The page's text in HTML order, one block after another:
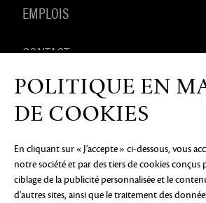
EMPLOIS
CONTACT
PRODUITS DÉRIVÉS
AVIS DE CONFIDENTIALITÉ MENTIONS
PAS VENDRE OU PARTAGER MES
PERSONNELLES
PRÉFÉRENCES
POLITIQUE EN
DE COOKIES
En cliquant sur « J'accepte » ci-dessous, vous
notre société et par des tiers de cookies conçus
ciblage de la publicité personnalisée et le
d'autres sites, ainsi que le traitement des